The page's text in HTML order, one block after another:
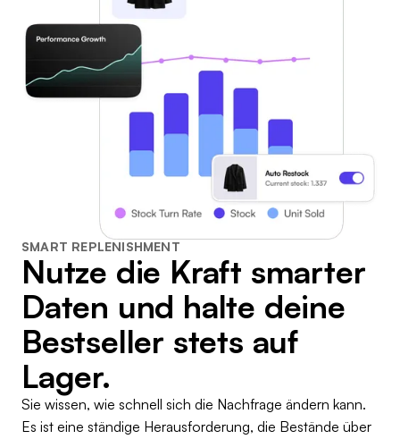
SMART REPLENISHMENT
Nutze die Kraft smarter
Daten und halte deine
Bestseller stets auf
Lager.
Sie wissen, wie schnell sich die Nachfrage ändern kann.
Es ist eine ständige Herausforderung, die Bestände über